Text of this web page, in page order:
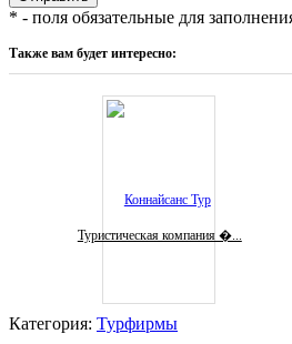
* - поля обязательные для
Также вам будет интересно:
Туристическая компания �...
Категория: Турфирмы